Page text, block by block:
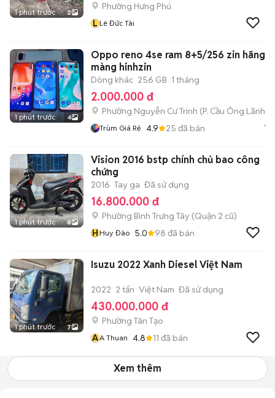
1 phút trước 2
Phường Hưng Phú
L Lê Đức Tài
1 phút trước 4
Oppo reno 4se ram 8+5/256 zin hãng
màng hinhzin
Dòng khác 256 GB 1 tháng
2.000.000 đ
Phường Nguyễn Cư Trinh (P. Cầu Ông Lãnh
Trùm Giá Rẻ 4.9 25 đã bán
1 phút trước 8
Vision 2016 bstp chính chủ bao công
chứng
2016 Tay ga Đã sử dụng
16.800.000 đ
Phường Bình Trưng Tây (Quận 2 cũ)
HHuy Đào 5.0 98 đã bán
1 phút trước 7
Isuzu 2022 Xanh Diesel Việt Nam
2022 2 tấn Việt Nam Đã sử dụng
430.000.000 đ
Phường Tân Tạo
AA Thuan 4.8 11 đã bán
Xem thêm